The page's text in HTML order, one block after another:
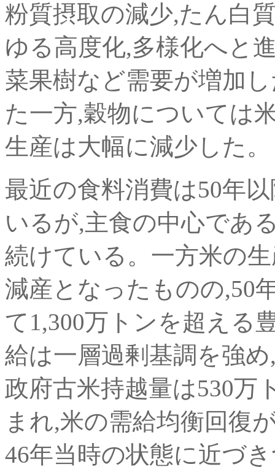
粉質摂取の減少,たん白
ゆる高度化,多様化へと
菜果樹など需要が増加
た一方,穀物については
生産は大幅に減少した。
最近の食料消費は50年
いるが,主食の中心であ
続けている。一方米の
減産となったものの,50
て1,300万トンを超える
給は一層過剰基調を強
政府古米持越量は530万
まれ,米の需給均衡回復
46年当時の状態に近づ